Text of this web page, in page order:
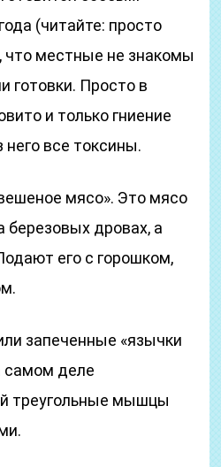
(читайте: просто
что местные не знакомы
готовки. Просто в
и только гниение
него все токсины.
мясо». Это мясо
березовых дровах, а
его с горошком,
запеченные «язычки
самом деле
треугольные мышцы